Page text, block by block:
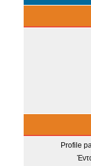
Profile